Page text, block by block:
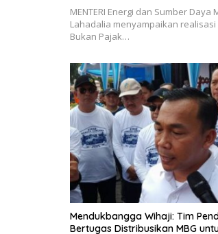
MENTERI Energi dan Sumber Daya
Lahadalia menyampaikan
Bukan Pajak…
Mendukbangga Wihaji: Tim
Bertugas Distribusikan MBG